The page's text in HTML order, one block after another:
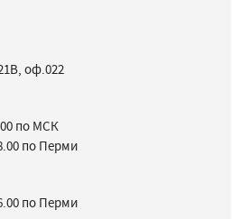
оф.022
по МСК
по Перми
по Перми